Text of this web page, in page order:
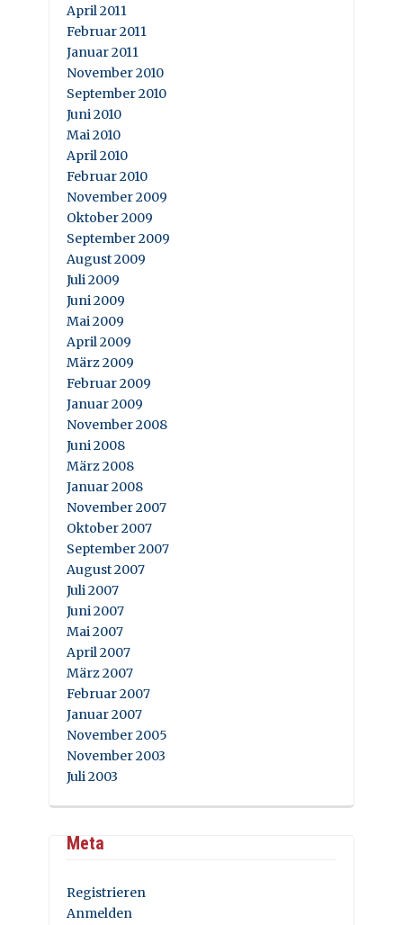
April 2011
Februar 2011
Januar 2011
November 2010
September 2010
Juni 2010
Mai 2010
April 2010
Februar 2010
November 2009
Oktober 2009
September 2009
August 2009
Juli 2009
Juni 2009
Mai 2009
April 2009
März 2009
Februar 2009
Januar 2009
November 2008
Juni 2008
März 2008
Januar 2008
November 2007
Oktober 2007
September 2007
August 2007
Juli 2007
Juni 2007
Mai 2007
April 2007
März 2007
Februar 2007
Januar 2007
November 2005
November 2003
Juli 2003
Meta
Registrieren
Anmelden